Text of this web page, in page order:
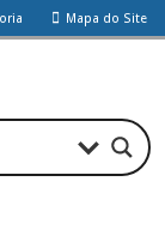
Mapa do Site